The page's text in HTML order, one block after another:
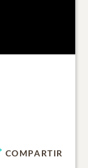
COMPARTIR